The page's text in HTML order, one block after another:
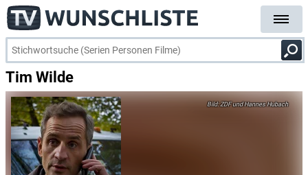
Tim Wilde
ZDF und Hannes Hubach